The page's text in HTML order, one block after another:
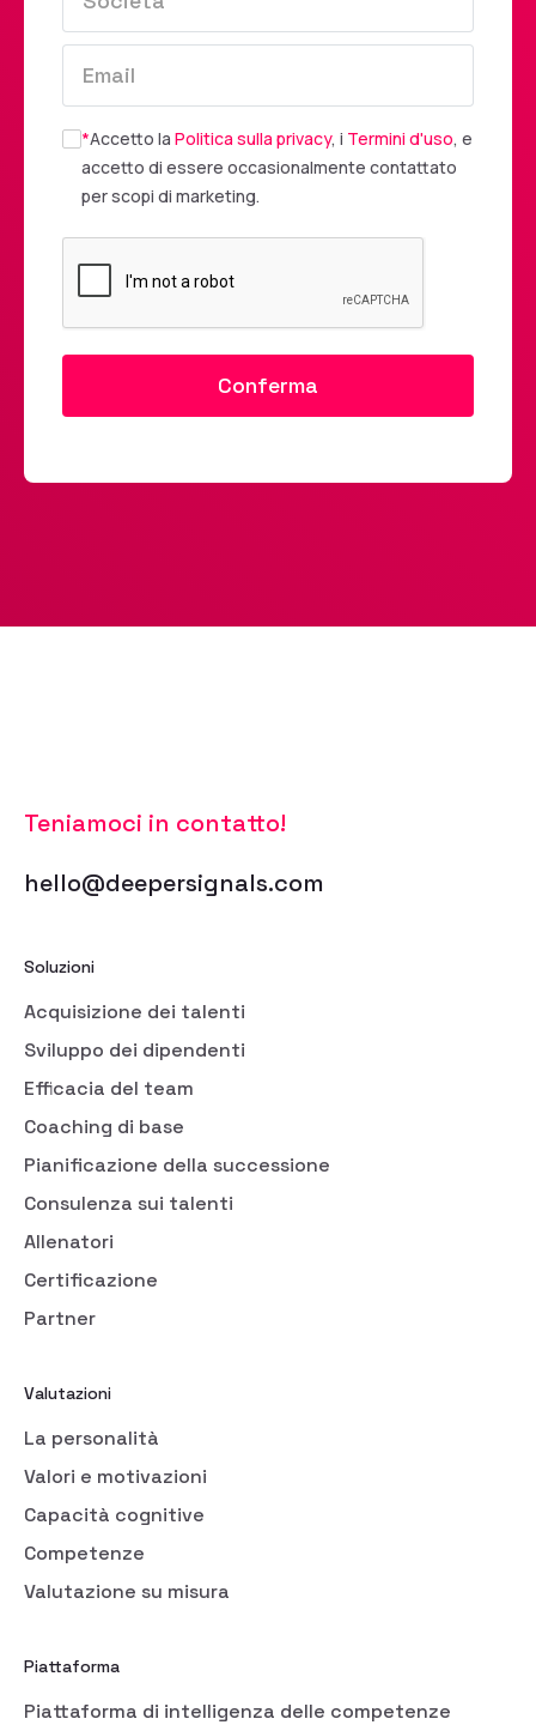
*Accetto la Politica sulla privacy, i Termini d'uso, e
accetto di essere occasionalmente contattato
per scopi di marketing.
Teniamoci in contatto!
hello@deepersignals.com
Soluzioni
Acquisizione dei talenti
Sviluppo dei dipendenti
Efficacia del team
Coaching di base
Pianificazione della successione
Consulenza sui talenti
Allenatori
Certificazione
Partner
Valutazioni
La personalità
Valori e motivazioni
Capacità cognitive
Competenze
Valutazione su misura
Piattaforma
Piattaforma di intelligenza delle competenze